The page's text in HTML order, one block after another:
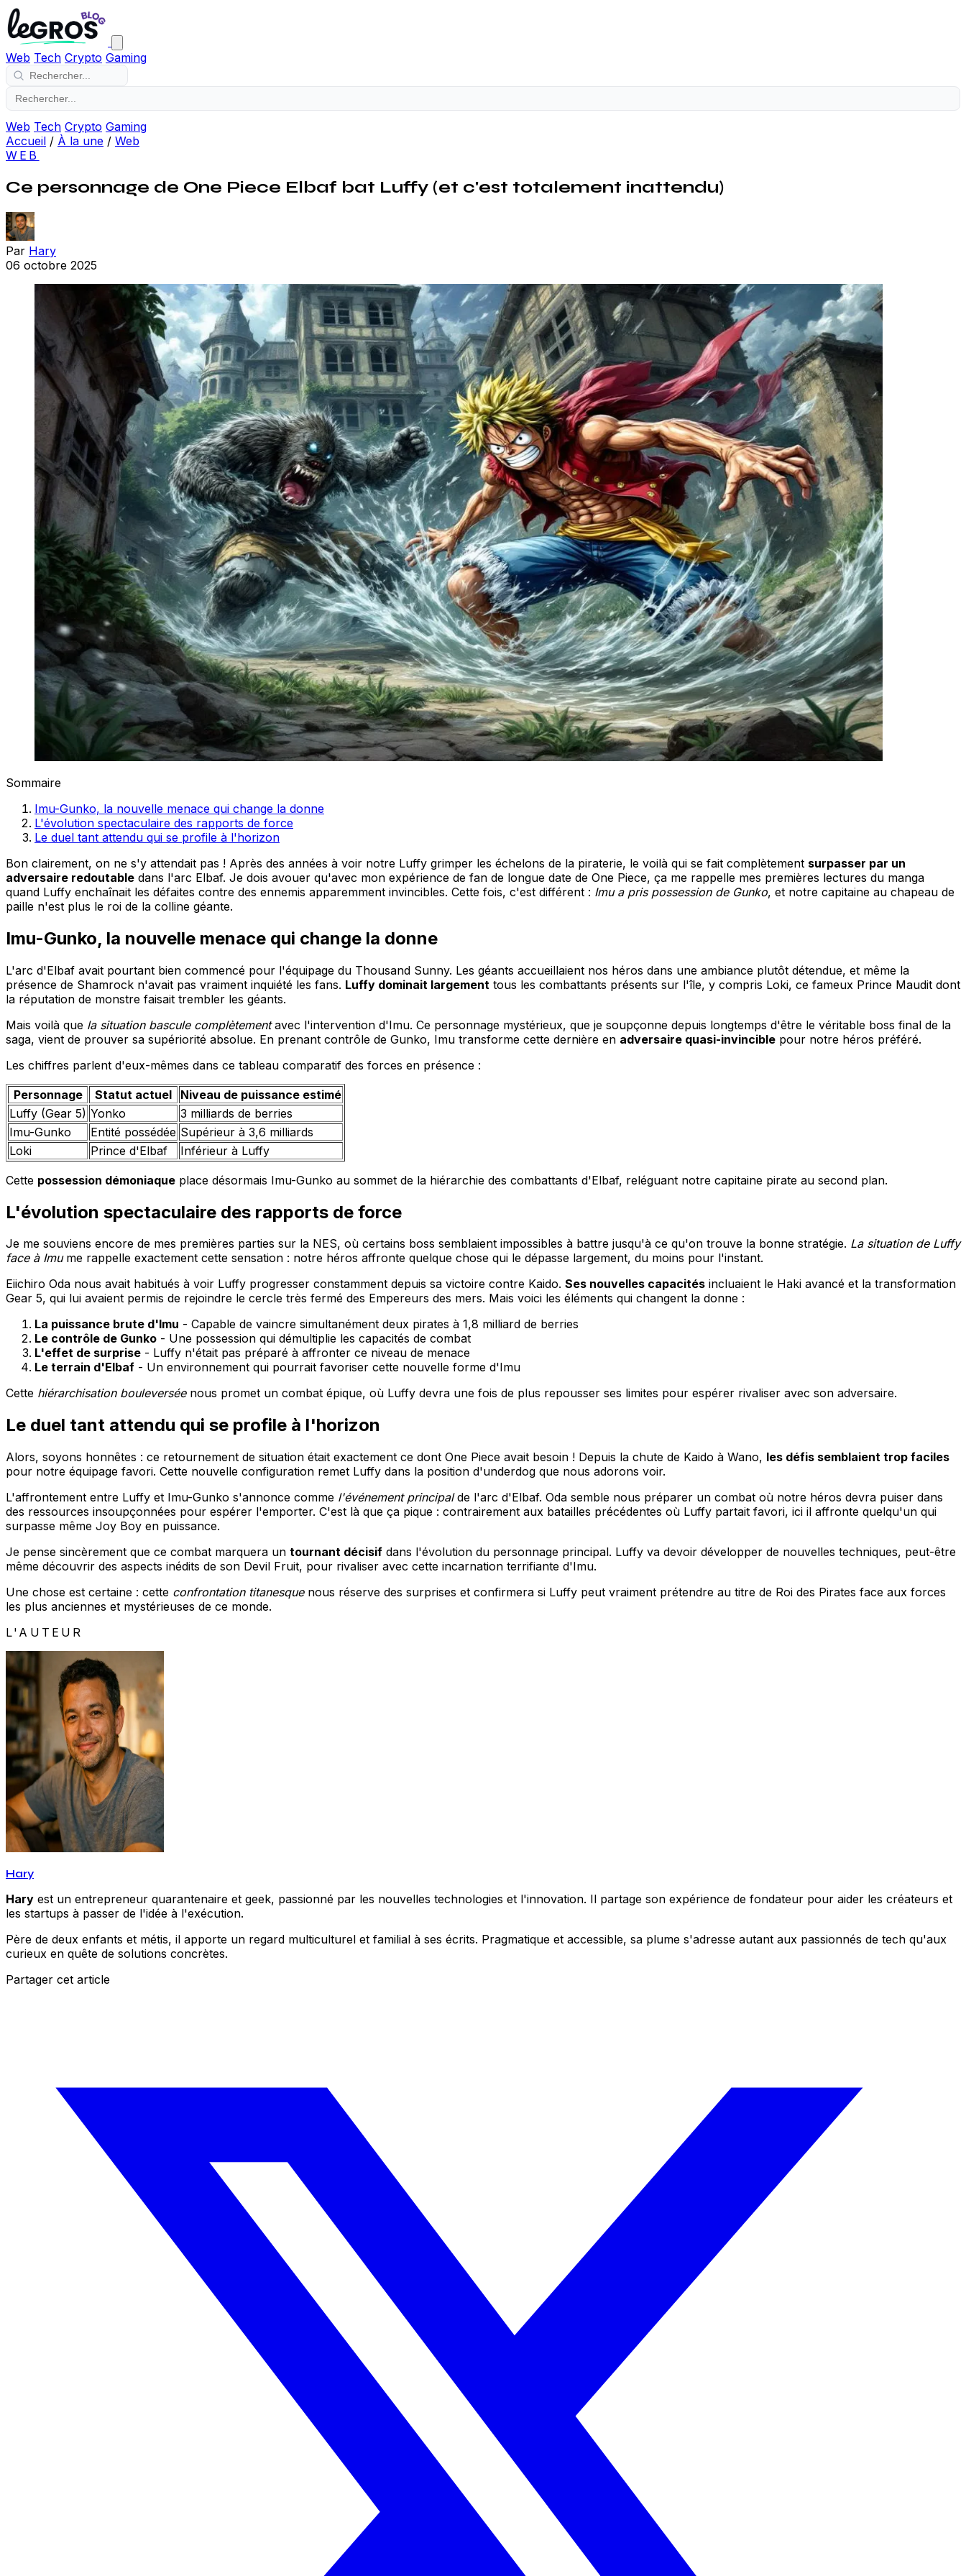
Web Tech Crypto Gaming
Web Tech Crypto Gaming
Accueil / À la une / Web
WEB
Ce personnage de One Piece Elbaf bat Luffy (et c'est totalement inattendu)
Par Hary
06 octobre 2025
Sommaire
Imu-Gunko, la nouvelle menace qui change la donne
L'évolution spectaculaire des rapports de force
Le duel tant attendu qui se profile à l'horizon
Bon clairement, on ne s'y attendait pas ! Après des années à voir notre Luffy grimper les échelons de la piraterie, le voilà qui se fait complètement surpasser par un
adversaire redoutable dans l'arc Elbaf. Je dois avouer qu'avec mon expérience de fan de longue date de One Piece, ça me rappelle mes premières lectures du manga
quand Luffy enchaînait les défaites contre des ennemis apparemment invincibles. Cette fois, c'est différent : Imu a pris possession de Gunko, et notre capitaine au chapeau de
paille n'est plus le roi de la colline géante.
Imu-Gunko, la nouvelle menace qui change la donne
L'arc d'Elbaf avait pourtant bien commencé pour l'équipage du Thousand Sunny. Les géants accueillaient nos héros dans une ambiance plutôt détendue, et même la
présence de Shamrock n'avait pas vraiment inquiété les fans. Luffy dominait largement tous les combattants présents sur l'île, y compris Loki, ce fameux Prince Maudit dont
la réputation de monstre faisait trembler les géants.
Mais voilà que la situation bascule complètementavec l'intervention d'Imu. Ce personnage mystérieux, que je soupçonne depuis longtemps d'être le véritable boss final de la
saga, vient de prouver sa supériorité absolue. En prenant contrôle de Gunko, Imu transforme cette dernière en adversaire quasi-invincible pour notre héros préféré.
Les chiffres parlent d'eux-mêmes dans ce tableau comparatif des forces en présence :
Personnage Statut actuel
Niveau de puissance estimé
Luffy (Gear 5) Yonko
3 milliards de berries
Imu-Gunko
Entité possédée Supérieur à 3,6 milliards
Loki
Prince d'Elbaf Inférieur à Luffy
Cette possession démoniaque place désormais Imu-Gunko au sommet de la hiérarchie des combattants d'Elbaf, reléguant notre capitaine pirate au second plan.
L'évolution spectaculaire des rapports de force
Je me souviens encore de mes premières parties sur la NES, où certains boss semblaient impossibles à battre jusqu'à ce qu'on trouve la bonne stratégie. La situation de Luffy
face à Imume rappelle exactement cette sensation : notre héros affronte quelque chose qui le dépasse largement, du moins pour l'instant.
Eiichiro Oda nous avait habitués à voir Luffy progresser constamment depuis sa victoire contre Kaido. Ses nouvelles capacités incluaient le Haki avancé et la transformation
Gear 5, qui lui avaient permis de rejoindre le cercle très fermé des Empereurs des mers. Mais voici les éléments qui changent la donne :
La puissance brute d'Imu - Capable de vaincre simultanément deux pirates à 1,8 milliard de berries
Le contrôle de Gunko - Une possession qui démultiplie les capacités de combat
L'effet de surprise - Luffy n'était pas préparé à affronter ce niveau de menace
Le terrain d'Elbaf - Un environnement qui pourrait favoriser cette nouvelle forme d'Imu
Cette hiérarchisation bouleverséenous promet un combat épique, où Luffy devra une fois de plus repousser ses limites pour espérer rivaliser avec son adversaire.
Le duel tant attendu qui se profile à l'horizon
Alors, soyons honnêtes : ce retournement de situation était exactement ce dont One Piece avait besoin ! Depuis la chute de Kaido à Wano, les défis semblaient trop faciles
pour notre équipage favori. Cette nouvelle configuration remet Luffy dans la position d'underdog que nous adorons voir.
L'affrontement entre Luffy et Imu-Gunko s'annonce comme l'événement principalde l'arc d'Elbaf. Oda semble nous préparer un combat où notre héros devra puiser dans
des ressources insoupçonnées pour espérer l'emporter. C'est là que ça pique : contrairement aux batailles précédentes où Luffy partait favori, ici il affronte quelqu'un qui
surpasse même Joy Boy en puissance.
Je pense sincèrement que ce combat marquera un tournant décisif dans l'évolution du personnage principal. Luffy va devoir développer de nouvelles techniques, peut-être
même découvrir des aspects inédits de son Devil Fruit, pour rivaliser avec cette incarnation terrifiante d'Imu.
Une chose est certaine : cette confrontation titanesquenous réserve des surprises et confirmera si Luffy peut vraiment prétendre au titre de Roi des Pirates face aux forces
les plus anciennes et mystérieuses de ce monde.
L'AUTEUR
Hary
Hary est un entrepreneur quarantenaire et geek, passionné par les nouvelles technologies et l'innovation. Il partage son expérience de fondateur pour aider les créateurs et
les startups à passer de l'idée à l'exécution.
Père de deux enfants et métis, il apporte un regard multiculturel et familial à ses écrits. Pragmatique et accessible, sa plume s'adresse autant aux passionnés de tech qu'aux
curieux en quête de solutions concrètes.
Partager cet article